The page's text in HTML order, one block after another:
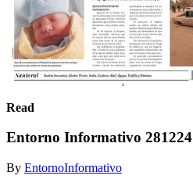
Read
Entorno Informativo 281224
By EntornoInformativo